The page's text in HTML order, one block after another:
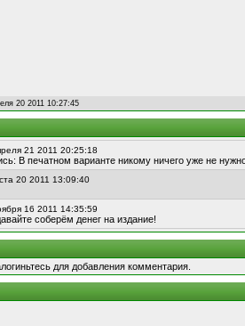
20 2011 10:27:45
21 2011 20:25:18
В печатном варианте никому ничего уже не
20 2011 13:09:40
16 2011 14:35:59
соберём денег на издание!
для добавления комментария.